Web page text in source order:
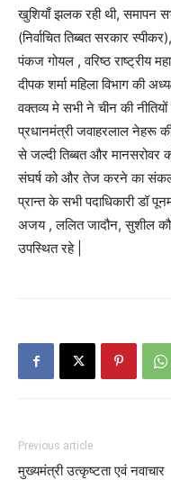
खुशियाँ झलक रही थी, समापन
(निर्वाचित तिब्बत सरकार
पंकज गोयल , वरिष्ठ राष्ट्रीय
दीपक शर्मा महिला विभाग की
वक्तव्य मे सभी ने चीन की
प्रधानमंत्री जवाहरलाल नेहरू
से जल्दी तिब्बत और
संघर्ष को और तेज करने का
प्रान्त के सभी पदाधिकारी डॉ
अजय , ललित जादौन, सुशील
उपस्थित रहे |
Previous article
मुख्यमंत्री उत्कृष्टता एवं नवाचार